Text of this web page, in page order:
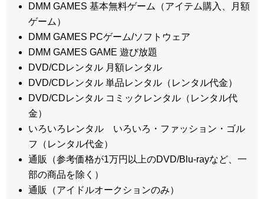
DMM GAMES 基本無料ゲーム（アイテム購入、月額
ゲーム）
DMM GAMES PCゲーム/ソフトウェア
DMM GAMES GAME 遊び放題
DVD/CDレンタル 月額レンタル
DVD/CDレンタル 単品レンタル（レンタル代金）
DVD/CDレンタル コミックレンタル（レンタル代
金）
いろいろレンタル いろいろ・ファッション・ゴル
フ（レンタル代金）
通販（参考価格が1万円以上のDVD/Blu-rayなど、一
部の商品を除く）
通販（アイドルオークションのみ）